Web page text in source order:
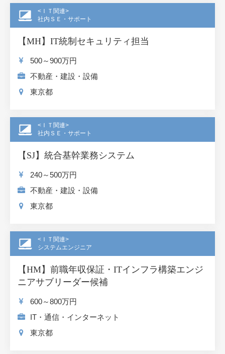
<ＩＴ関連>
社内ＳＥ・サポート
【MH】IT統制セキュリティ担当
500～900万円
不動産・建設・設備
東京都
<ＩＴ関連>
社内ＳＥ・サポート
【SJ】統合基幹業務システム
240～500万円
不動産・建設・設備
東京都
<ＩＴ関連>
システムエンジニア
【HM】前職年収保証・ITインフラ構築エンジ
ニアサブリーダー候補
600～800万円
IT・通信・インターネット
東京都